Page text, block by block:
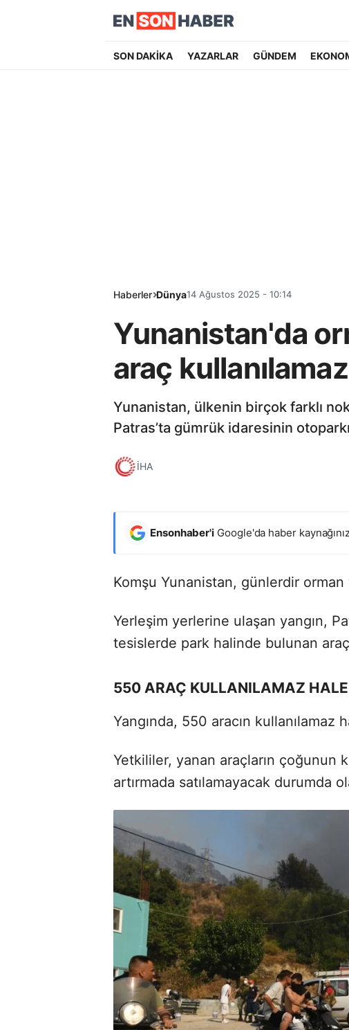
SON DAKİKA YAZARLAR GÜNDEM
Haberler Dünya14 Ağustos 2025 - 10:14
Yunanistan'da
araç
Yunanistan, ülkenin birçok farklı
Patras’ta gümrük idaresinin
İHA
Ensonhaber'i Google'da haber
Komşu Yunanistan, günlerdir orman
Yerleşim yerlerine ulaşan yangın,
tesislerde park halinde bulunan
550 ARAÇ KULLANILAMAZ HALE
Yangında, 550 aracın kullanılamaz
Yetkililer, yanan araçların çoğunun
artırmada satılamayacak durumda